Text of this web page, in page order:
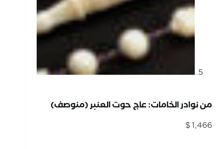
من نوادر الخامات: عاج حوت العنبر (منوصف)
$1,466